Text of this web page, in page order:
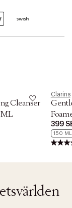
Cleanser
ML
Clarins
399
150 ML